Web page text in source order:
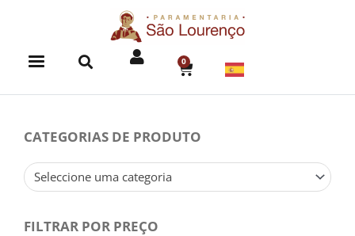
0
CART
CATEGORIAS DE PRODUTO
Seleccione uma categoria
FILTRAR POR PREÇO